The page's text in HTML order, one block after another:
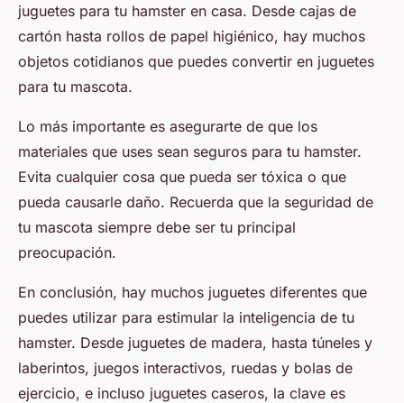
juguetes para tu hamster en casa. Desde cajas de
cartón hasta rollos de papel higiénico, hay muchos
objetos cotidianos que puedes convertir en juguetes
para tu mascota.
Lo más importante es asegurarte de que los
materiales que uses sean seguros para tu hamster.
Evita cualquier cosa que pueda ser tóxica o que
pueda causarle daño. Recuerda que la seguridad de
tu mascota siempre debe ser tu principal
preocupación.
En conclusión, hay muchos juguetes diferentes que
puedes utilizar para estimular la inteligencia de tu
hamster. Desde juguetes de madera, hasta túneles y
laberintos, juegos interactivos, ruedas y bolas de
ejercicio, e incluso juguetes caseros, la clave es